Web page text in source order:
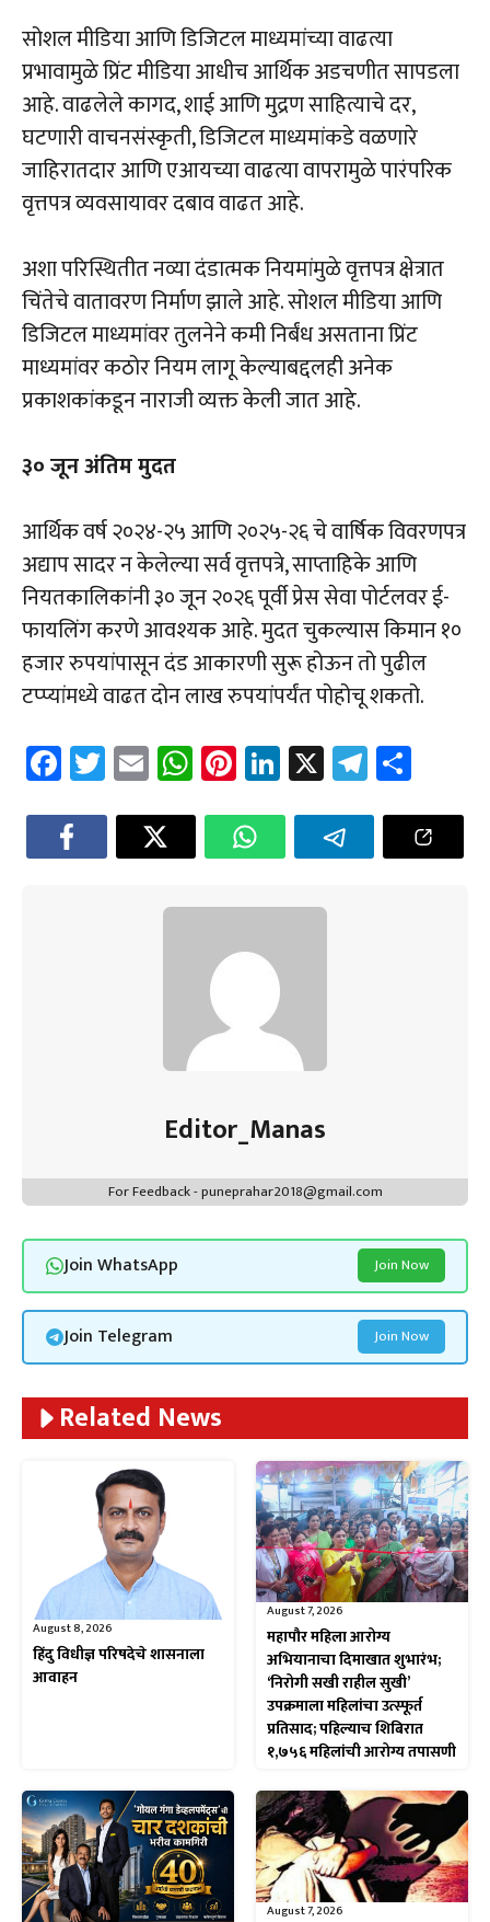
सोशल मीडिया आणि डिजिटल माध्यमांच्या वाढत्या
प्रभावामुळे प्रिंट मीडिया आधीच आर्थिक अडचणीत सापडला
आहे. वाढलेले कागद, शाई आणि मुद्रण साहित्याचे दर,
घटणारी वाचनसंस्कृती, डिजिटल माध्यमांकडे वळणारे
जाहिरातदार आणि एआयच्या वाढत्या वापरामुळे पारंपरिक
वृत्तपत्र व्यवसायावर दबाव वाढत आहे.
अशा परिस्थितीत नव्या दंडात्मक नियमांमुळे वृत्तपत्र क्षेत्रात
चिंतेचे वातावरण निर्माण झाले आहे. सोशल मीडिया आणि
डिजिटल माध्यमांवर तुलनेने कमी निर्बंध असताना प्रिंट
माध्यमांवर कठोर नियम लागू केल्याबद्दलही अनेक
प्रकाशकांकडून नाराजी व्यक्त केली जात आहे.
३० जून अंतिम मुदत
आर्थिक वर्ष २०२४-२५ आणि २०२५-२६ चे वार्षिक विवरणपत्र
अद्याप सादर न केलेल्या सर्व वृत्तपत्रे, साप्ताहिके आणि
नियतकालिकांनी ३० जून २०२६ पूर्वी प्रेस सेवा पोर्टलवर ई-
फायलिंग करणे आवश्यक आहे. मुदत चुकल्यास किमान १०
हजार रुपयांपासून दंड आकारणी सुरू होऊन तो पुढील
टप्प्यांमध्ये वाढत दोन लाख रुपयांपर्यंत पोहोचू शकतो.
Fa
ce
b
o
T
wi
tt
er
E
m
ail
W
h
at
sA
p
Pi
nt
er
es
t
Li
nk
e
dI
n
X Te
le
gr
a
e
Editor_Manas
For Feedback - puneprahar2018@gmail.com
Join WhatsApp Join Now
Join Telegram Join Now
Related News
August 8, 2026
हिंदु विधीज्ञ परिषदेचे शासनाला
आवाहन
August 7, 2026
महापौर महिला आरोग्य
अभियानाचा दिमाखात शुभारंभ;
‘निरोगी सखी राहील सुखी’
उपक्रमाला महिलांचा उत्स्फूर्त
प्रतिसाद; पहिल्याच शिबिरात
१,७५६ महिलांची आरोग्य तपासणी
August 7, 2026